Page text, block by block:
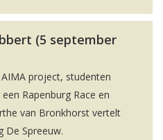
(5 september
project, studenten
Rapenburg Race en
van Bronkhorst vertelt
De Spreeuw.